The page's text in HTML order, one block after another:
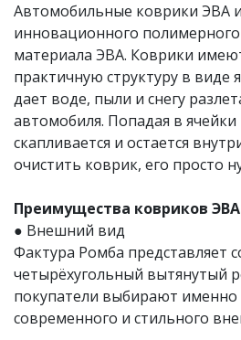
Автомобильные коврики ЭВА
инновационного полимерного
материала ЭВА. Коврики
практичную структуру в виде
дает воде, пыли и снегу
автомобиля. Попадая в
скапливается и остается
очистить коврик, его просто
Преимущества ковриков
● Внешний вид
Фактура Ромба представляет
четырёхугольный вытянутый
покупатели выбирают именно
современного и стильного